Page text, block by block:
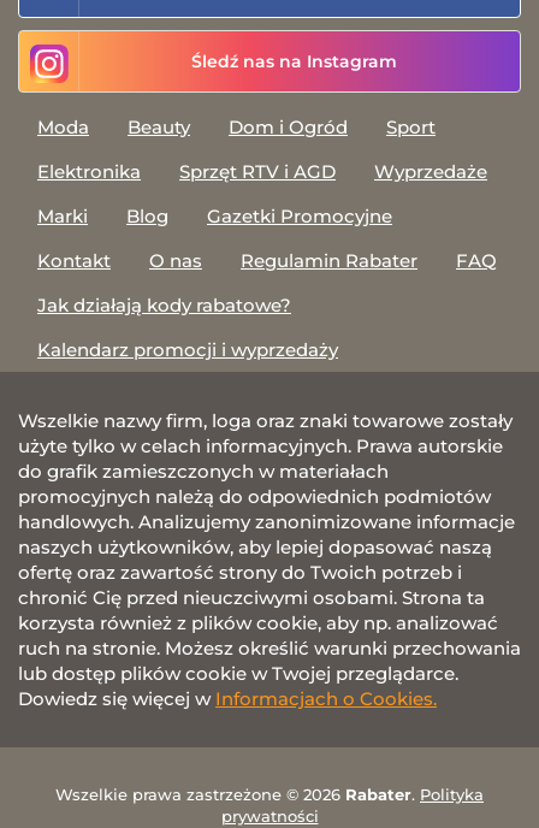
Śledź nas na Instagram
Moda Beauty Dom i Ogród
Sport
Elektronika
Sprzęt RTV i AGD
Wyprzedaże
Marki
Blog
Gazetki Promocyjne
Kontakt
O nas Regulamin Rabater
FAQ
Jak działają kody rabatowe?
Kalendarz promocji i wyprzedaży
Wszelkie nazwy firm, loga oraz znaki towarowe zostały
użyte tylko w celach informacyjnych. Prawa autorskie
do grafik zamieszczonych w materiałach
promocyjnych należą do odpowiednich podmiotów
handlowych. Analizujemy zanonimizowane informacje
naszych użytkowników, aby lepiej dopasować naszą
ofertę oraz zawartość strony do Twoich potrzeb i
chronić Cię przed nieuczciwymi osobami. Strona ta
korzysta również z plików cookie, aby np. analizować
ruch na stronie. Możesz określić warunki przechowania
lub dostęp plików cookie w Twojej przeglądarce.
Dowiedz się więcej w Informacjach o Cookies.
Wszelkie prawa zastrzeżone © 2026 Rabater. Polityka
prywatności